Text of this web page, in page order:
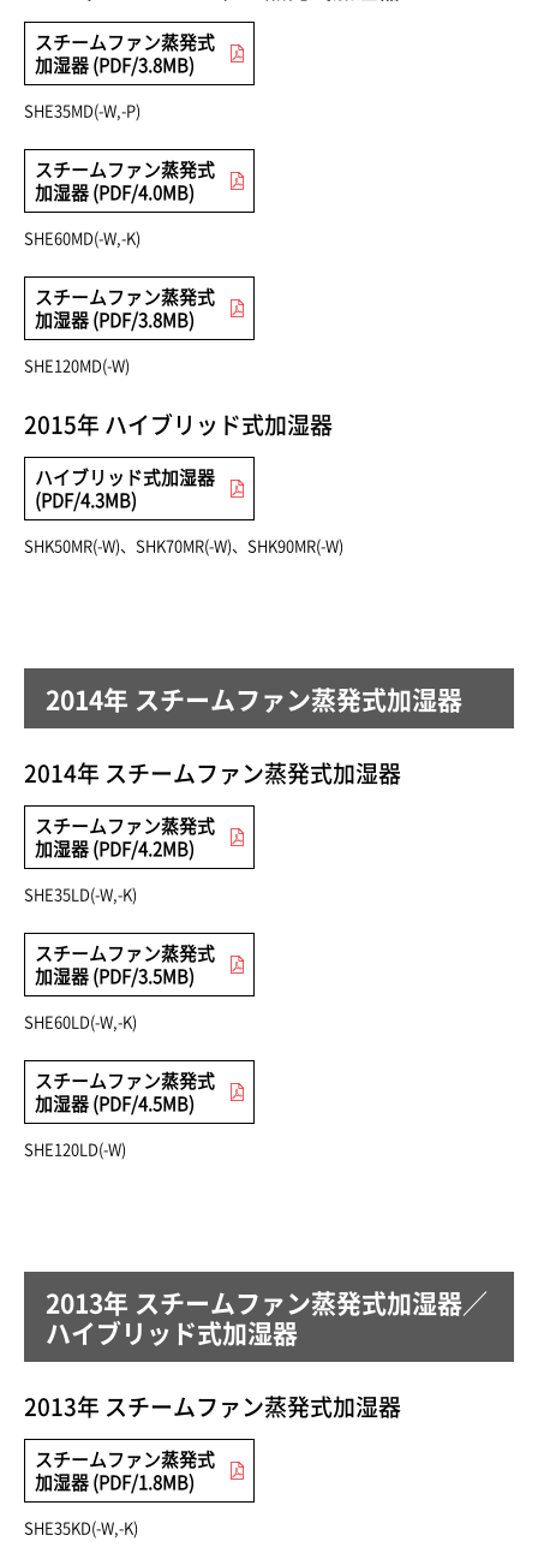
スチームファン蒸発式
加湿器 (PDF/3.8MB)
SHE35MD(-W,-P)
スチームファン蒸発式
加湿器 (PDF/4.0MB)
SHE60MD(-W,-K)
スチームファン蒸発式
加湿器 (PDF/3.8MB)
SHE120MD(-W)
2015年 ハイブリッド式加湿器
ハイブリッド式加湿器
(PDF/4.3MB)
SHK50MR(-W)、SHK70MR(-W)、SHK90MR(-W)
2014年 スチームファン蒸発式加湿器
2014年 スチームファン蒸発式加湿器
スチームファン蒸発式
加湿器 (PDF/4.2MB)
SHE35LD(-W,-K)
スチームファン蒸発式
加湿器 (PDF/3.5MB)
SHE60LD(-W,-K)
スチームファン蒸発式
加湿器 (PDF/4.5MB)
SHE120LD(-W)
2013年 スチームファン蒸発式加湿器／
ハイブリッド式加湿器
2013年 スチームファン蒸発式加湿器
スチームファン蒸発式
加湿器 (PDF/1.8MB)
SHE35KD(-W,-K)